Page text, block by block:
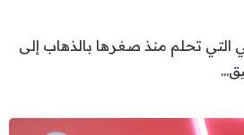
تحلم منذ صغرها بالذهاب إلى